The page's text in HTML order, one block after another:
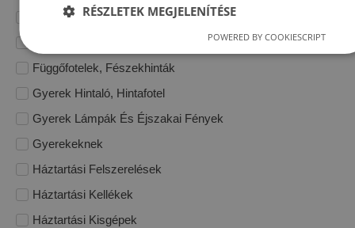
Faliórák
Fényvisszaverő Szalagok, Matricák
Függőfotelek, Fészekhinták
Gyerek Hintaló, Hintafotel
Gyerek Lámpák És Éjszakai Fények
Gyerekeknek
Háztartási Felszerelések
Háztartási Kellékek
Háztartási Kisgépek
RÉSZLETEK MEGJELENÍTÉSE
POWERED BY COOKIESCRIPT